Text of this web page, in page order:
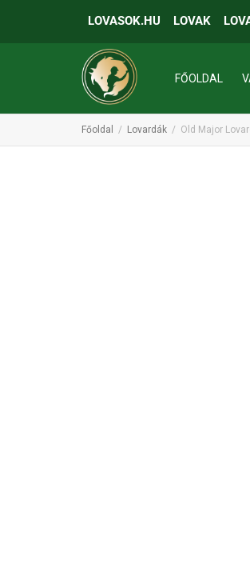
LOVASOK.HU LOVAK
FŐOLDAL
INGATLANOK
Főoldal Lovardák Old Major